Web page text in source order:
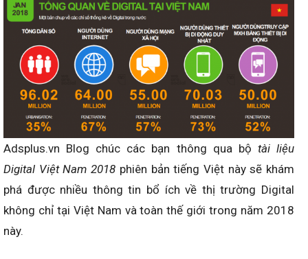
Adsplus.vn Blog chúc các bạn thông qua bộ tài liệu
Digital Việt Nam 2018 phiên bản tiếng Việt này sẽ khám
phá được nhiều thông tin bổ ích về thị trường Digital
không chỉ tại Việt Nam và toàn thế giới trong năm 2018
này.